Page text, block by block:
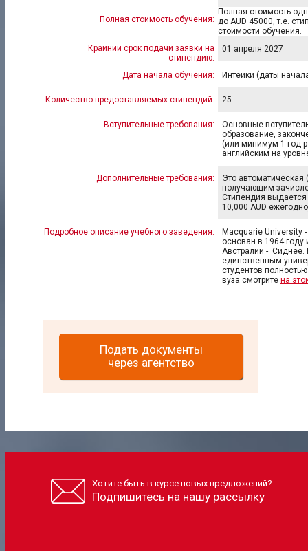
Полная стоимость обучения:
Полная стоимость
до AUD 45000, т.е.
стоимости обучения.
Крайний срок подачи заявки на
стипендию:
01 апреля 2027
Дата начала обучения: Интейки (даты
Количество предоставляемых стипендий: 25
Вступительные требования:
Основные
образование,
(или минимум 1 год
английским на
Дополнительные требования:
Это автоматическая
получающим
Стипендия
10,000 AUD
Подробное описание учебного заведения:
Macquarie University
основан в 1964
Австралии - Сиднее.
единственным
студентов
вуза смотрите на
Подать документы
через агентство
Хотите быть в курсе новых предложений?
Подпишитесь на нашу рассылку